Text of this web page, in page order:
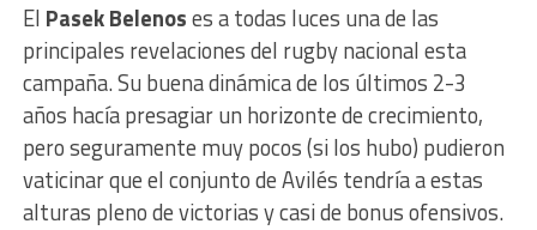
El Pasek Belenoses a todas luces una de las
principales revelaciones del rugby nacional esta
campaña. Su buena dinámica de los últimos 2-3
años hacía presagiar un horizonte de crecimiento,
pero seguramente muy pocos (si los hubo) pudieron
vaticinar que el conjunto de Avilés tendría a estas
alturas pleno de victorias y casi de bonus ofensivos.